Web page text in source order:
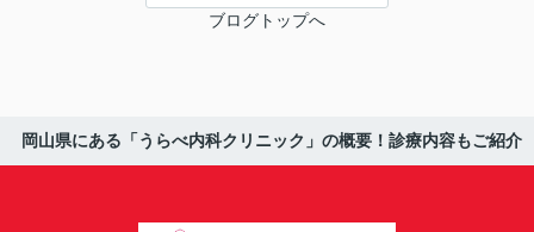
ブログトップへ
岡山県にある「うらべ内科クリニック」の概要！診療内容もご紹介